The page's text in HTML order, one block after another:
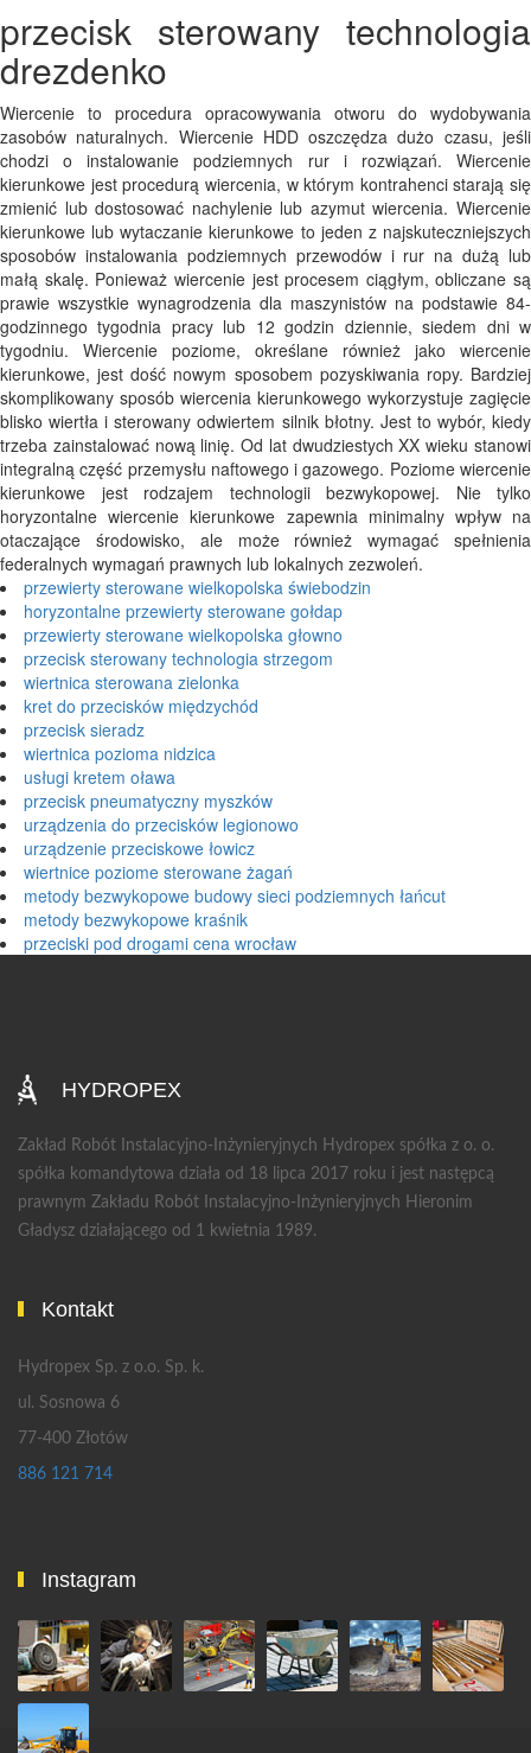
przecisk sterowany technologia
drezdenko
Wiercenie to procedura opracowywania otworu do wydobywania
zasobów naturalnych. Wiercenie HDD oszczędza dużo czasu, jeśli
chodzi o instalowanie podziemnych rur i rozwiązań. Wiercenie
kierunkowe jest procedurą wiercenia, w którym kontrahenci starają się
zmienić lub dostosować nachylenie lub azymut wiercenia. Wiercenie
kierunkowe lub wytaczanie kierunkowe to jeden z najskuteczniejszych
sposobów instalowania podziemnych przewodów i rur na dużą lub
małą skalę. Ponieważ wiercenie jest procesem ciągłym, obliczane są
prawie wszystkie wynagrodzenia dla maszynistów na podstawie 84-
godzinnego tygodnia pracy lub 12 godzin dziennie, siedem dni w
tygodniu. Wiercenie poziome, określane również jako wiercenie
kierunkowe, jest dość nowym sposobem pozyskiwania ropy. Bardziej
skomplikowany sposób wiercenia kierunkowego wykorzystuje zagięcie
blisko wiertła i sterowany odwiertem silnik błotny. Jest to wybór, kiedy
trzeba zainstalować nową linię. Od lat dwudziestych XX wieku stanowi
integralną część przemysłu naftowego i gazowego. Poziome wiercenie
kierunkowe jest rodzajem technologii bezwykopowej. Nie tylko
horyzontalne wiercenie kierunkowe zapewnia minimalny wpływ na
otaczające środowisko, ale może również wymagać spełnienia
federalnych wymagań prawnych lub lokalnych zezwoleń.
przewierty sterowane wielkopolska świebodzin
horyzontalne przewierty sterowane gołdap
przewierty sterowane wielkopolska głowno
przecisk sterowany technologia strzegom
wiertnica sterowana zielonka
kret do przecisków międzychód
przecisk sieradz
wiertnica pozioma nidzica
usługi kretem oława
przecisk pneumatyczny myszków
urządzenia do przecisków legionowo
urządzenie przeciskowe łowicz
wiertnice poziome sterowane żagań
metody bezwykopowe budowy sieci podziemnych łańcut
metody bezwykopowe kraśnik
przeciski pod drogami cena wrocław
HYDROPEX
Zakład Robót Instalacyjno-Inżynieryjnych Hydropex spółka z o. o.
spółka komandytowa działa od 18 lipca 2017 roku i jest następcą
prawnym Zakładu Robót Instalacyjno-Inżynieryjnych Hieronim
Gładysz działającego od 1 kwietnia 1989.
Kontakt
Hydropex Sp. z o.o. Sp. k.
ul. Sosnowa 6
77-400 Złotów
886 121 714
Instagram